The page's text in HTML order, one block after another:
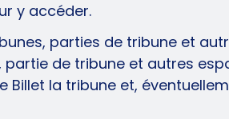
y accéder.
parties de tribune et
de tribune et autres
Billet la tribune et,